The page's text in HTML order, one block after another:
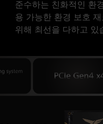
준수하는 친화적인 환
용 가능한 환경 보호
위해 최선을 다하고 있